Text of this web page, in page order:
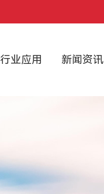
行业应用 新闻资讯